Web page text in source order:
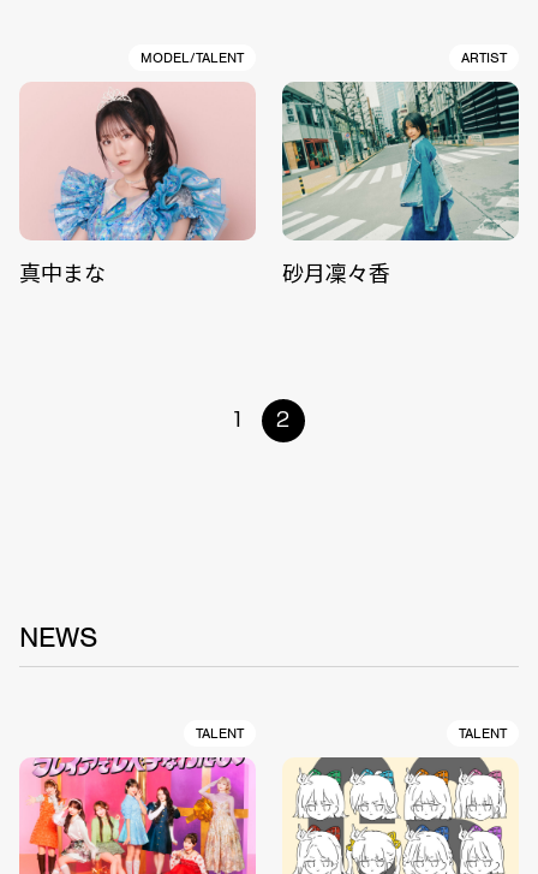
MODEL/TALENT
真中まな
ARTIST
砂月凜々香
1 2
NEWS
TALENT TALENT